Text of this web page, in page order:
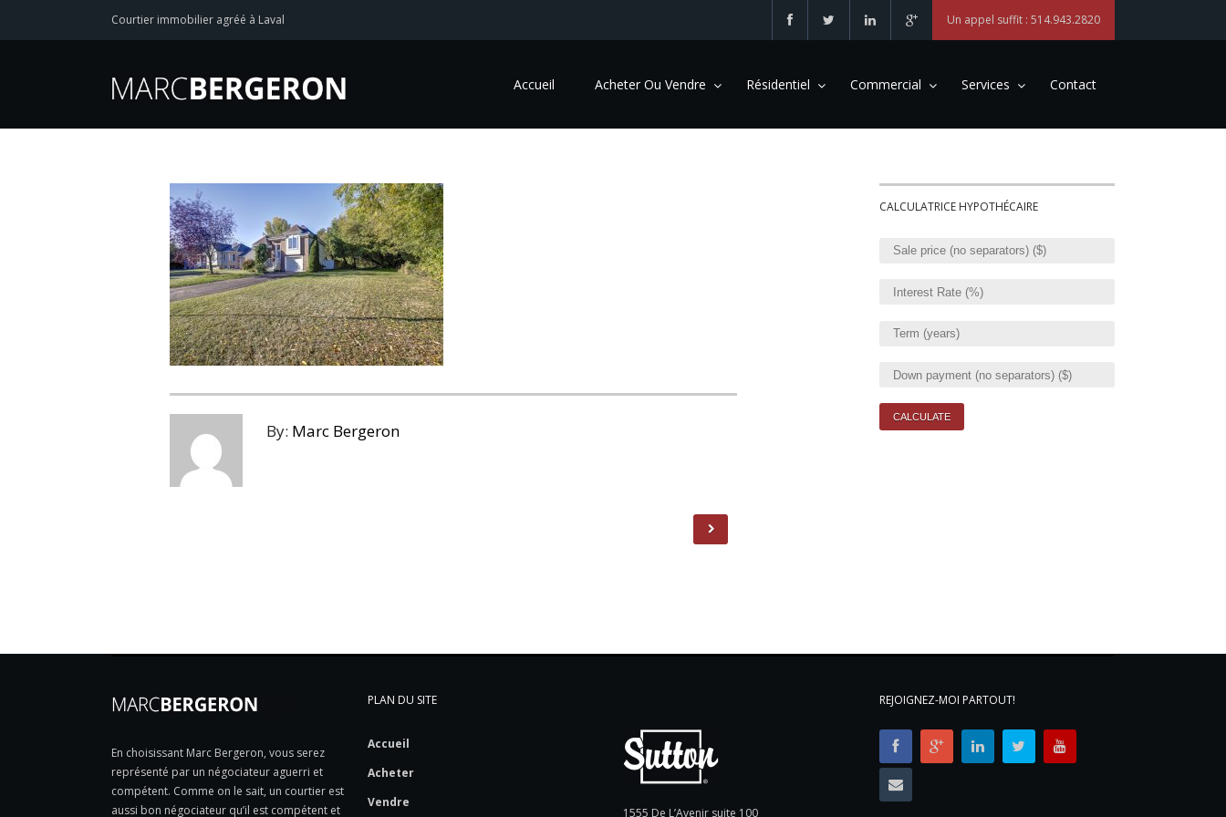
Courtier immobilier agréé à Laval Un appel suffit : 514.943.2820
Accueil Acheter Ou Vendre Résidentiel Commercial Services Contact
By: Marc Bergeron
CALCULATRICE HYPOTHÉCAIRE
En choisissant Marc Bergeron, vous serez
représenté par un négociateur aguerri et
compétent. Comme on le sait, un courtier est
aussi bon négociateur qu’il est compétent et
PLAN DU SITE
Accueil
Acheter
Vendre
1555 De L’Avenir suite 100
REJOIGNEZ-MOI PARTOUT!